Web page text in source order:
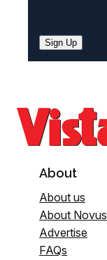
Sign Up
About
About us
About Novus
Advertise
FAQs